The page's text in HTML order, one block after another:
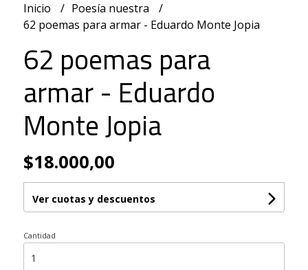
Inicio
Poesía nuestra
62 poemas para armar - Eduardo Monte Jopia
62 poemas para
armar - Eduardo
Monte Jopia
$18.000,00
Ver cuotas y descuentos
Cantidad